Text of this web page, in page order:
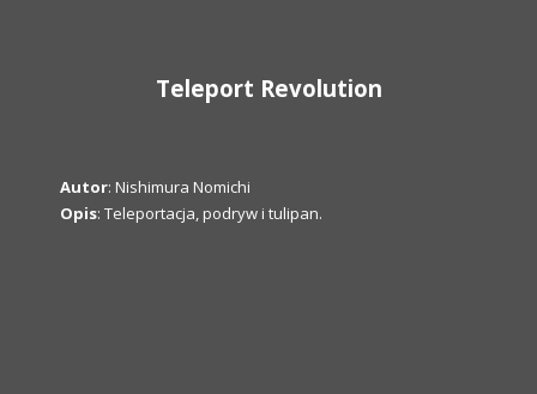
Teleport Revolution
Autor: Nishimura Nomichi
Opis: Teleportacja, podryw i tulipan.